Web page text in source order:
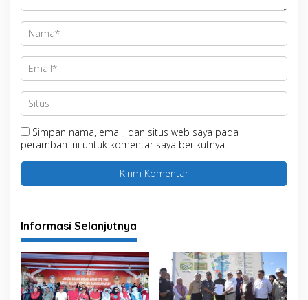
Simpan nama, email, dan situs web saya pada
peramban ini untuk komentar saya berikutnya.
Informasi Selanjutnya